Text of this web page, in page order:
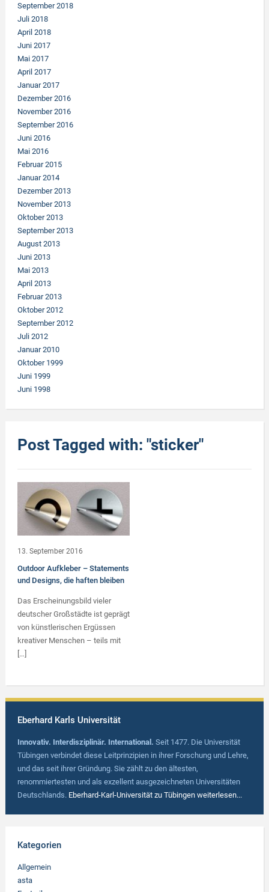
September 2018
Juli 2018
April 2018
Juni 2017
Mai 2017
April 2017
Januar 2017
Dezember 2016
November 2016
September 2016
Juni 2016
Mai 2016
Februar 2015
Januar 2014
Dezember 2013
November 2013
Oktober 2013
September 2013
August 2013
Juni 2013
Mai 2013
April 2013
Februar 2013
Oktober 2012
September 2012
Juli 2012
Januar 2010
Oktober 1999
Juni 1999
Juni 1998
Post Tagged with: "sticker"
13. September 2016
Outdoor Aufkleber – Statements
und Designs, die haften bleiben
Das Erscheinungsbild vieler
deutscher Großstädte ist geprägt
von künstlerischen Ergüssen
kreativer Menschen – teils mit
[…]
Eberhard Karls Universität
Innovativ. Interdisziplinär. International. Seit 1477. Die Universität
Tübingen verbindet diese Leitprinzipien in ihrer Forschung und Lehre,
und das seit ihrer Gründung. Sie zählt zu den ältesten,
renommiertesten und als exzellent ausgezeichneten Universitäten
Deutschlands. Eberhard-Karl-Universität zu Tübingen weiterlesen...
Kategorien
Allgemein
asta